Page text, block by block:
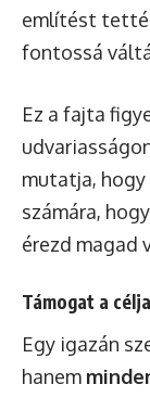
említést
fontossá
Ez a fajta
mutatja,
számára,
érezd magad
Támogat a
Egy igazán
hanem